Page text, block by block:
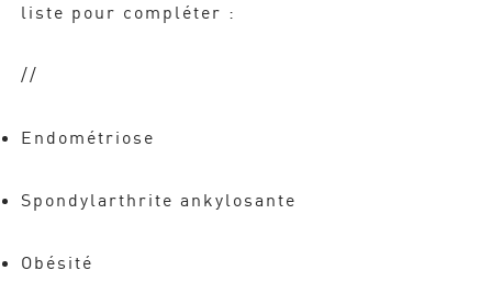
liste pour compléter :
//
Endométriose
Spondylarthrite ankylosante
Obésité